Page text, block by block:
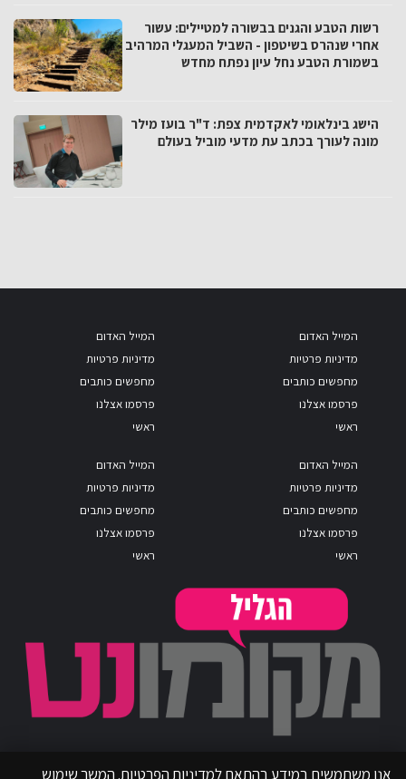
רשות הטבע והגנים בבשורה למטיילים: עשור
אחרי שנהרס בשיטפון - השביל המעגלי המרהיב
בשמורת הטבע נחל עיון נפתח מחדש
הישג בינלאומי לאקדמית צפת: ד"ר בועז מילר
מונה לעורך בכתב עת מדעי מוביל בעולם
המייל האדום
מדיניות פרטיות
מחפשים כותבים
פרסמו אצלנו
ראשי
המייל האדום
מדיניות פרטיות
מחפשים כותבים
פרסמו אצלנו
ראשי
המייל האדום
מדיניות פרטיות
מחפשים כותבים
פרסמו אצלנו
ראשי
המייל האדום
מדיניות פרטיות
מחפשים כותבים
פרסמו אצלנו
ראשי
אנו משתמשים במידע בהתאם למדיניות הפרטיות. המשך שימוש